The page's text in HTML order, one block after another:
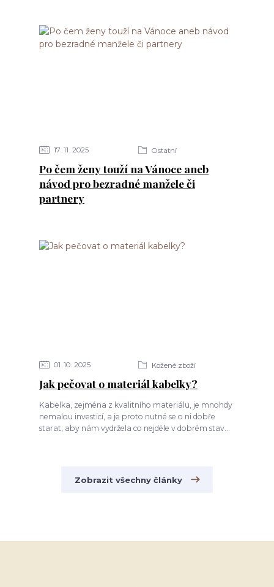
17 11 2025 Ostatní
Po čem ženy touží na Vánoce aneb
návod pro bezradné manžele či
partnery
01 10 2025 Kožené zboží
Jak pečovat o materiál kabelky?
Kabelka, zejména z kvalitního materiálu, je mnohdy
nemalou investicí, a je proto nutné se o ni dobře
starat, aby nám vydržela co nejdéle v dobrém stav...
Zobrazit všechny články